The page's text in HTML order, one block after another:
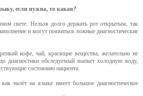
если нужна, то какая?
свете. Нельзя долго держать рот открытым, так
и могут появиться ложные диагностические
кофе, чай, красящие вещества, желательно не
диагностики обследуемый выпьет холодную воду,
состоянию пациента.
налёт на языке имеет большое диагностическое